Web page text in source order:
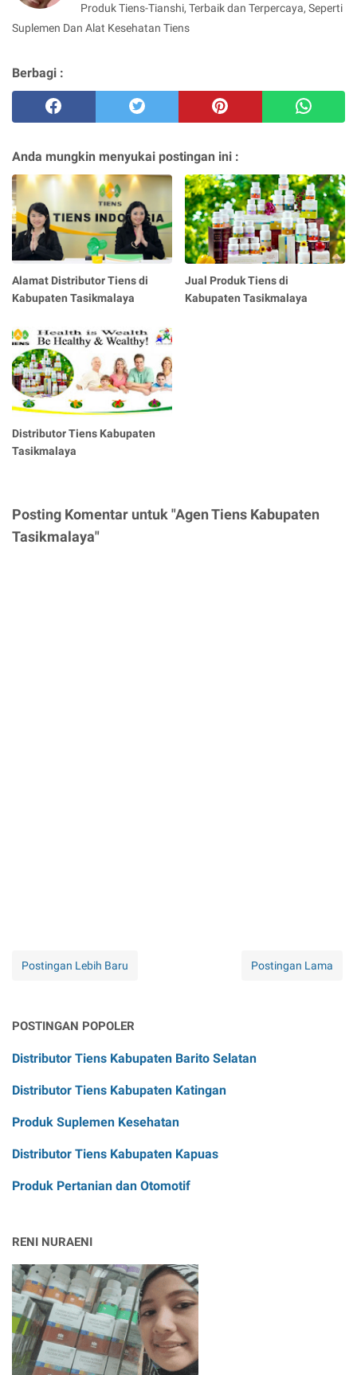
Produk Tiens-Tianshi, Terbaik dan Terpercaya, Seperti
Suplemen Dan Alat Kesehatan Tiens
Berbagi :
Anda mungkin menyukai postingan ini :
Alamat Distributor Tiens di
Kabupaten Tasikmalaya
Jual Produk Tiens di
Kabupaten Tasikmalaya
Distributor Tiens Kabupaten
Tasikmalaya
Posting Komentar untuk "Agen Tiens Kabupaten
Tasikmalaya"
Postingan Lebih Baru Postingan Lama
POSTINGAN POPOLER
Distributor Tiens Kabupaten Barito Selatan
Distributor Tiens Kabupaten Katingan
Produk Suplemen Kesehatan
Distributor Tiens Kabupaten Kapuas
Produk Pertanian dan Otomotif
RENI NURAENI